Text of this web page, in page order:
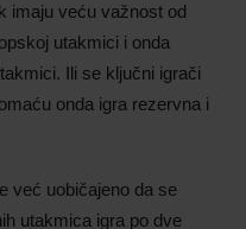
imaju veću važnost od
utakmici i onda
Ili se ključni igrači
onda igra rezervna i
već uobičajeno da se
utakmica igra po dve